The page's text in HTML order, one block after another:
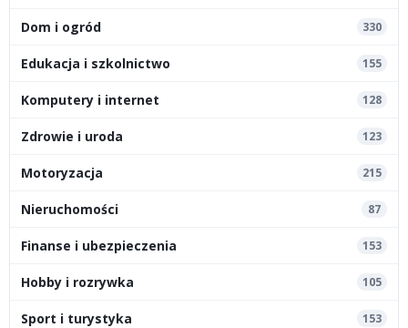
Dom i ogród 330
Edukacja i szkolnictwo 155
Komputery i internet 128
Zdrowie i uroda 123
Motoryzacja 215
Nieruchomości 87
Finanse i ubezpieczenia 153
Hobby i rozrywka 105
Sport i turystyka 153